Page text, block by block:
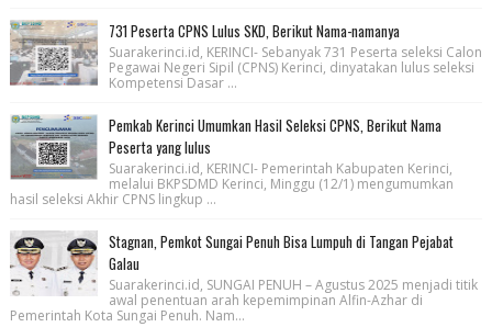
731 Peserta CPNS Lulus SKD, Berikut Nama-namanya
Suarakerinci.id, KERINCI- Sebanyak 731 Peserta seleksi Calon
Pegawai Negeri Sipil (CPNS) Kerinci, dinyatakan lulus seleksi
Kompetensi Dasar ...
Pemkab Kerinci Umumkan Hasil Seleksi CPNS, Berikut Nama
Peserta yang lulus
Suarakerinci.id, KERINCI- Pemerintah Kabupaten Kerinci,
melalui BKPSDMD Kerinci, Minggu (12/1) mengumumkan
hasil seleksi Akhir CPNS lingkup ...
Stagnan, Pemkot Sungai Penuh Bisa Lumpuh di Tangan Pejabat
Galau
Suarakerinci.id, SUNGAI PENUH – Agustus 2025 menjadi titik
awal penentuan arah kepemimpinan Alfin-Azhar di
Pemerintah Kota Sungai Penuh. Nam...